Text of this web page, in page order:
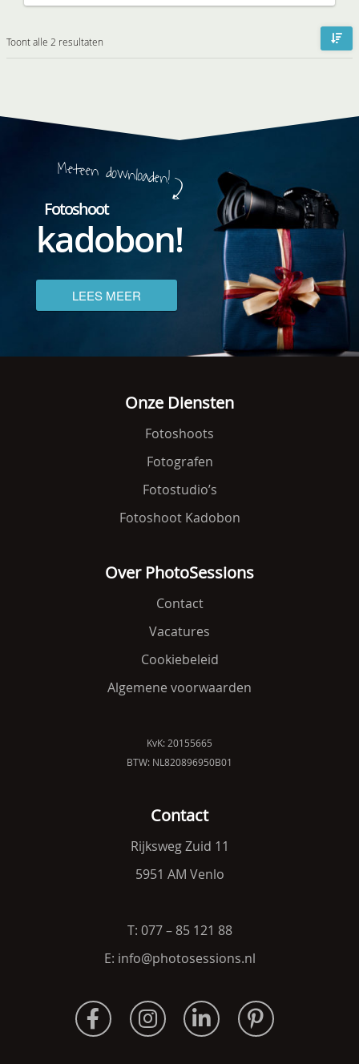
Toont alle 2 resultaten
Meteen downloaden!
Fotoshoot
kadobon!
LEES MEER
Onze Diensten
Fotoshoots
Fotografen
Fotostudio’s
Fotoshoot Kadobon
Over PhotoSessions
Contact
Vacatures
Cookiebeleid
Algemene voorwaarden
KvK: 20155665
BTW: NL820896950B01
Contact
Rijksweg Zuid 11
5951 AM Venlo
T: 077 – 85 121 88
E: info@photosessions.nl